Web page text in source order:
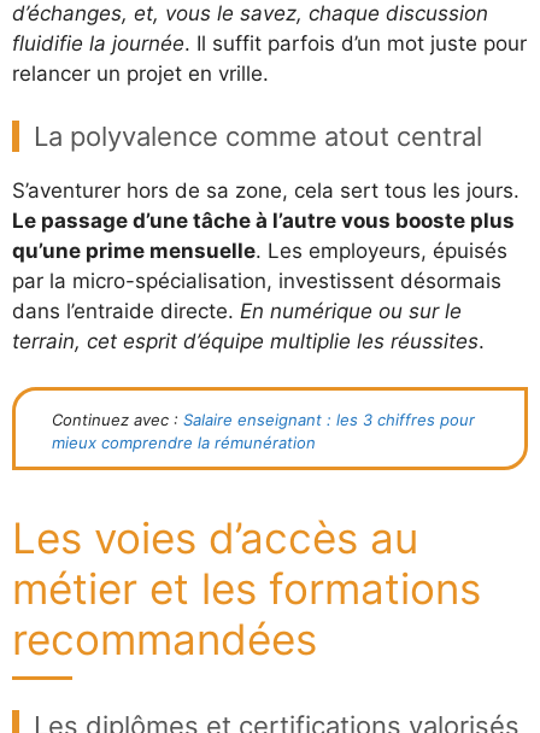
d’échanges, et, vous le savez, chaque discussion
fluidifie la journée. Il suffit parfois d’un mot juste pour
relancer un projet en vrille.
La polyvalence comme atout central
S’aventurer hors de sa zone, cela sert tous les jours.
Le passage d’une tâche à l’autre vous booste plus
qu’une prime mensuelle. Les employeurs, épuisés
par la micro-spécialisation, investissent désormais
dans l’entraide directe. En numérique ou sur le
terrain, cet esprit d’équipe multiplie les réussites.
Continuez avec : Salaire enseignant : les 3 chiffres pour
mieux comprendre la rémunération
Les voies d’accès au
métier et les formations
recommandées
Les diplômes et certifications valorisés